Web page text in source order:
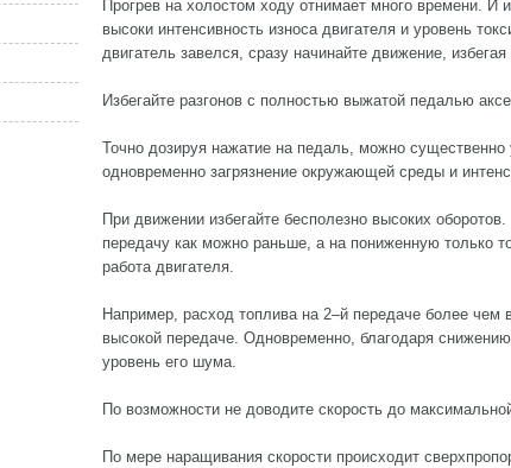
Прогрев на холостом ходу отнимает много времени. И
высоки интенсивность износа двигателя и уровень
двигатель завелся, сразу начинайте движение,
Избегайте разгонов с полностью выжатой педалью
Точно дозируя нажатие на педаль, можно
одновременно загрязнение окружающей среды и
При движении избегайте бесполезно высоких
передачу как можно раньше, а на пониженную только
работа двигателя.
Например, расход топлива на 2–й передаче более
высокой передаче. Одновременно, благодаря
уровень его шума.
По возможности не доводите скорость до
По мере наращивания скорости происходит